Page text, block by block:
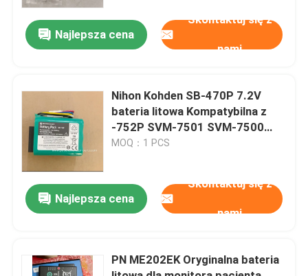
O nas
Wycieczka po fabryce
Kontrola jakości
Skontaktuj się z nami
Poprosić o wycenę
Moduł monitora pacjenta
Najlepsza cena
Skontaktuj się z
nami
Nihon Kohden SB-470P 7.2V
bateria litowa Kompatybilna z
-752P SVM-7501 SVM-7500
SVM-7600 Modele
MOQ：1 PCS
Najlepsza cena
Skontaktuj się z
nami
PN ME202EK Oryginalna bateria